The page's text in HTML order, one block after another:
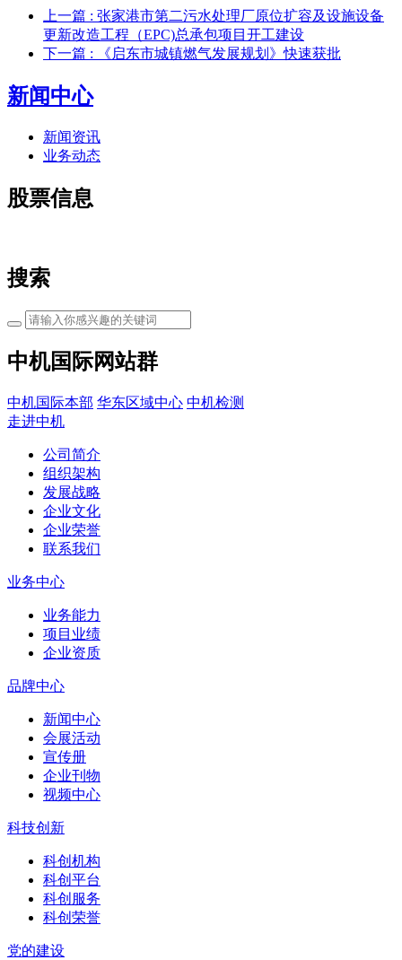
上一篇 : 张家港市第二污水处理厂原位扩容及设施设备
更新改造工程（EPC)总承包项目开工建设
下一篇 : 《启东市城镇燃气发展规划》快速获批
新闻中心
新闻资讯
业务动态
股票信息
搜索
中机国际网站群
中机国际本部 华东区域中心 中机检测
走进中机
公司简介
组织架构
发展战略
企业文化
企业荣誉
联系我们
业务中心
业务能力
项目业绩
企业资质
品牌中心
新闻中心
会展活动
宣传册
企业刊物
视频中心
科技创新
科创机构
科创平台
科创服务
科创荣誉
党的建设